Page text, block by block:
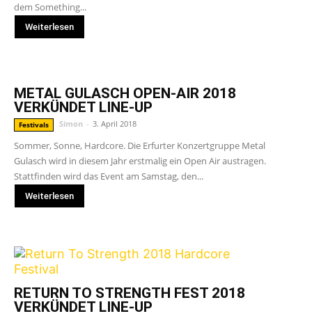
dem Something...
Weiterlesen
METAL GULASCH OPEN-AIR 2018
VERKÜNDET LINE-UP
Festivals Simon - 3. April 2018
Sommer, Sonne, Hardcore. Die Erfurter Konzertgruppe Metal
Gulasch wird in diesem Jahr erstmalig ein Open Air austragen.
Stattfinden wird das Event am Samstag, den...
Weiterlesen
RETURN TO STRENGTH FEST 2018
VERKÜNDET LINE-UP